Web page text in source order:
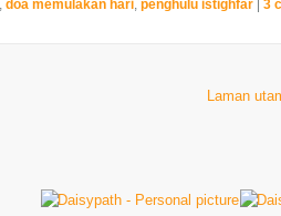
doa memulakan hari penghulu istighfar | 3
Laman